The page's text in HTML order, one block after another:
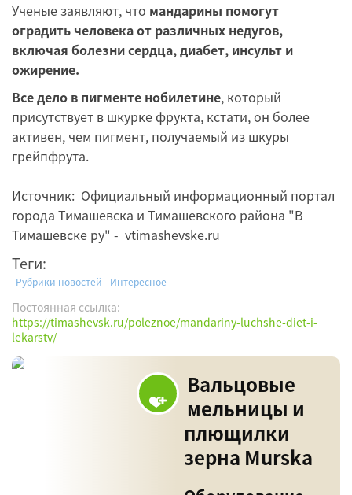
Ученые заявляют, что мандарины помогут
оградить человека от различных недугов,
включая болезни сердца, диабет, инсульт и
ожирение.
Все дело в пигменте нобилетине, который
присутствует в шкурке фрукта, кстати, он более
активен, чем пигмент, получаемый из шкуры
грейпфрута.
Источник: Официальный информационный портал
города Тимашевска и Тимашевского района "В
Тимашевске ру" - vtimashevskе.ru
Теги:
Рубрики новостей Интересное
Постоянная ссылка:
https://timashevsk.ru/poleznoe/mandariny-luchshe-diet-i-
lekarstv/
Вальцовые
мельницы и
плющилки
зерна Murska